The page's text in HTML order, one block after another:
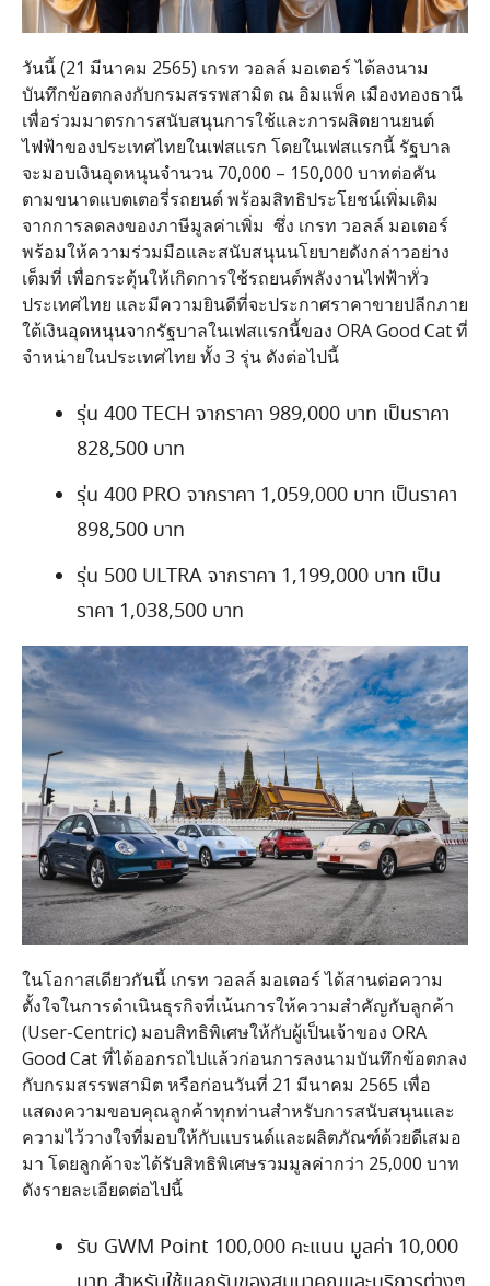
วันนี้ (21 มีนาคม 2565) เกรท วอลล์ มอเตอร์ ได้ลงนาม
บันทึกข้อตกลงกับกรมสรรพสามิต ณ อิมแพ็ค เมืองทองธานี
เพื่อร่วมมาตรการสนับสนุนการใช้และการผลิตยานยนต์
ไฟฟ้าของประเทศไทยในเฟสแรก โดยในเฟสแรกนี้ รัฐบาล
จะมอบเงินอุดหนุนจำนวน 70,000 – 150,000 บาทต่อคัน
ตามขนาดแบตเตอรี่รถยนต์ พร้อมสิทธิประโยชน์เพิ่มเติม
จากการลดลงของภาษีมูลค่าเพิ่ม ซึ่ง เกรท วอลล์ มอเตอร์
พร้อมให้ความร่วมมือและสนับสนุนนโยบายดังกล่าวอย่าง
เต็มที่ เพื่อกระตุ้นให้เกิดการใช้รถยนต์พลังงานไฟฟ้าทั่ว
ประเทศไทย และมีความยินดีที่จะประกาศราคาขายปลีกภาย
ใต้เงินอุดหนุนจากรัฐบาลในเฟสแรกนี้ของ ORA Good Cat ที่
จำหน่ายในประเทศไทย ทั้ง 3 รุ่น ดังต่อไปนี้
รุ่น 400 TECH จากราคา 989,000 บาท เป็นราคา
828,500 บาท
รุ่น 400 PRO จากราคา 1,059,000 บาท เป็นราคา
898,500 บาท
รุ่น 500 ULTRA จากราคา 1,199,000 บาท เป็น
ราคา 1,038,500 บาท
ในโอกาสเดียวกันนี้ เกรท วอลล์ มอเตอร์ ได้สานต่อความ
ตั้งใจในการดำเนินธุรกิจที่เน้นการให้ความสำคัญกับลูกค้า
(User-Centric) มอบสิทธิพิเศษให้กับผู้เป็นเจ้าของ ORA
Good Cat ที่ได้ออกรถไปแล้วก่อนการลงนามบันทึกข้อตกลง
กับกรมสรรพสามิต หรือก่อนวันที่ 21 มีนาคม 2565 เพื่อ
แสดงความขอบคุณลูกค้าทุกท่านสำหรับการสนับสนุนและ
ความไว้วางใจที่มอบให้กับแบรนด์และผลิตภัณฑ์ด้วยดีเสมอ
มา โดยลูกค้าจะได้รับสิทธิพิเศษรวมมูลค่ากว่า 25,000 บาท
ดังรายละเอียดต่อไปนี้
รับ GWM Point 100,000 คะแนน มูลค่า 10,000